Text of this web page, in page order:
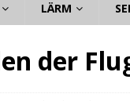
LÄRM
der